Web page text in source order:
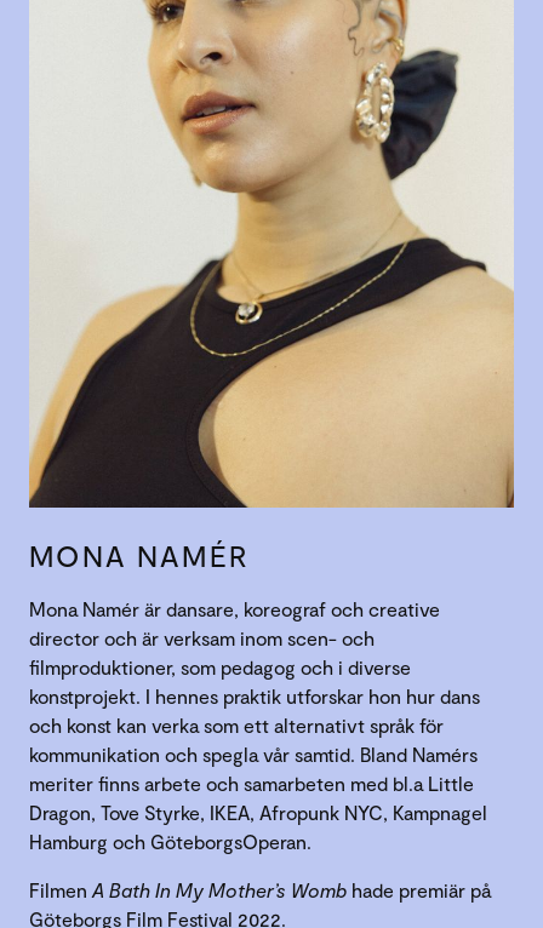
MONA NAMÉR
Mona Namér är dansare, koreograf och creative
director och är verksam inom scen- och
filmproduktioner, som pedagog och i diverse
konstprojekt. I hennes praktik utforskar hon hur dans
och konst kan verka som ett alternativt språk för
kommunikation och spegla vår samtid. Bland Namérs
meriter finns arbete och samarbeten med bl.a Little
Dragon, Tove Styrke, IKEA, Afropunk NYC, Kampnagel
Hamburg och GöteborgsOperan.
Filmen A Bath In My Mother’s Womb hade premiär på
Göteborgs Film Festival 2022.